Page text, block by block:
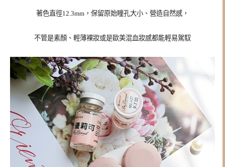
著色直徑12.3mm，保留原始瞳孔大小、營造自然感，
不管是素顏、輕薄裸妝或是歐美混血妝感都能輕易駕馭